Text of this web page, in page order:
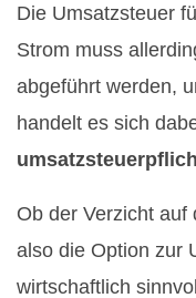
Die Umsatzsteuer
Strom muss
abgeführt werden,
handelt es sich
Ob der Verzicht auf
also die Option zur
wirtschaftlich